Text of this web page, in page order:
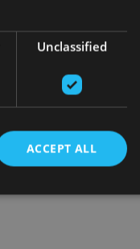
Unclassified
ACCEPT ALL